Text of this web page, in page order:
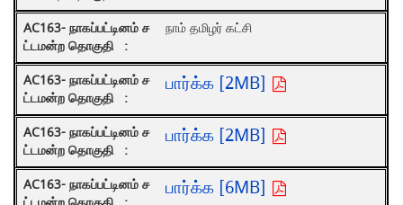
நாம் தமிழர் கட்சி
பார்க்க [2MB]
பார்க்க [2MB]
பார்க்க [6MB]